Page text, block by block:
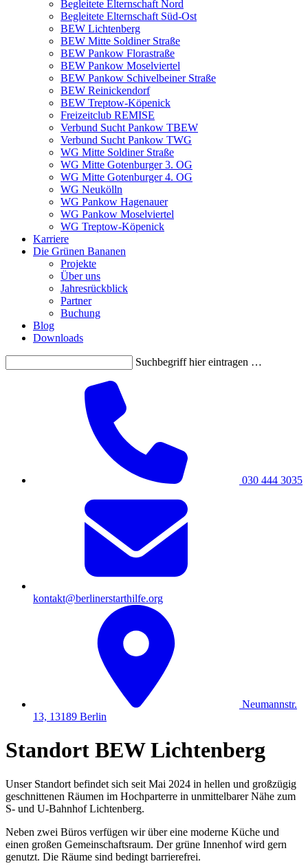
Begleitete Elternschaft Nord
Begleitete Elternschaft Süd-Ost
BEW Lichtenberg
BEW Mitte Soldiner Straße
BEW Pankow Florastraße
BEW Pankow Moselviertel
BEW Pankow Schivelbeiner Straße
BEW Reinickendorf
BEW Treptow-Köpenick
Freizeitclub REMISE
Verbund Sucht Pankow TBEW
Verbund Sucht Pankow TWG
WG Mitte Soldiner Straße
WG Mitte Gotenburger 3. OG
WG Mitte Gotenburger 4. OG
WG Neukölln
WG Pankow Hagenauer
WG Pankow Moselviertel
WG Treptow-Köpenick
Karriere
Die Grünen Bananen
Projekte
Über uns
Jahresrückblick
Partner
Buchung
Blog
Downloads
Suchbegriff hier eintragen …
030 444 3035
kontakt@berlinerstarthilfe.org
Neumannstr.
13, 13189 Berlin
Standort BEW Lichtenberg
Unser Standort befindet sich seit Mai 2024 in hellen und großzügig
geschnittenen Räumen im Hochparterre in unmittelbarer Nähe zum
S- und U-Bahnhof Lichtenberg.
Neben zwei Büros verfügen wir über eine moderne Küche und
einen großen Gemeinschaftsraum. Der grüne Innenhof wird gern
genutzt. Die Räume sind bedingt barrierefrei.